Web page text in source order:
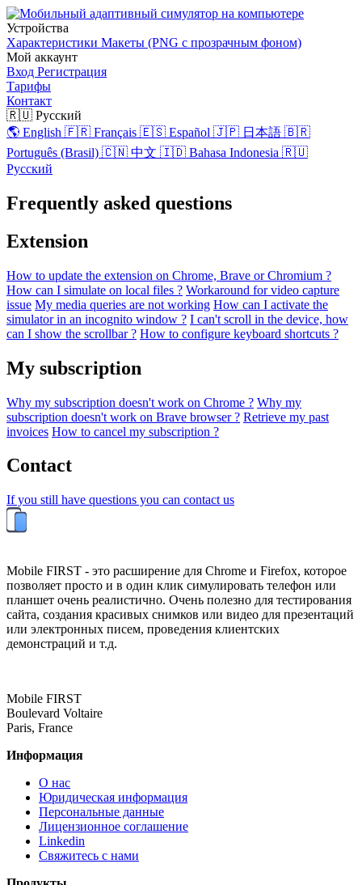
Устройства
Характеристики Макеты (PNG с прозрачным фоном)
Мой аккаунт
Вход Регистрация
Тарифы
Контакт
🇷🇺 Русский
🌎 English 🇫🇷 Français 🇪🇸 Español 🇯🇵 日本語 🇧🇷
Português (Brasil) 🇨🇳 中文 🇮🇩 Bahasa Indonesia 🇷🇺
Русский
Frequently asked questions
Extension
How to update the extension on Chrome, Brave or Chromium ?
How can I simulate on local files ? Workaround for video capture
issue My media queries are not working How can I activate the
simulator in an incognito window ? I can't scroll in the device, how
can I show the scrollbar ? How to configure keyboard shortcuts ?
My subscription
Why my subscription doesn't work on Chrome ? Why my
subscription doesn't work on Brave browser ? Retrieve my past
invoices How to cancel my subscription ?
Contact
If you still have questions you can contact us
Mobile FIRST - это расширение для Chrome и Firefox, которое
позволяет просто и в один клик симулировать телефон или
планшет очень реалистично. Очень полезно для тестирования
сайта, создания красивых снимков или видео для презентаций
или электронных писем, проведения клиентских
демонстраций и т.д.
Mobile FIRST
Boulevard Voltaire
Paris, France
Информация
О нас
Юридическая информация
Персональные данные
Лицензионное соглашение
Linkedin
Свяжитесь с нами